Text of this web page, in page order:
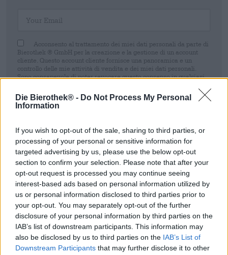
Die Bierothek® - Do Not Process My Personal
Information
If you wish to opt-out of the sale, sharing to third parties, or
processing of your personal or sensitive information for
targeted advertising by us, please use the below opt-out
section to confirm your selection. Please note that after your
opt-out request is processed you may continue seeing
interest-based ads based on personal information utilized by
us or personal information disclosed to third parties prior to
your opt-out. You may separately opt-out of the further
disclosure of your personal information by third parties on the
IAB’s list of downstream participants. This information may
also be disclosed by us to third parties on the IAB’s List of
Downstream Participants that may further disclose it to other
Acconsento al trattamento dei miei dati personali da parte di
Bierothek ® GmbH per la creazione e la gestione di un account
cliente. Questo account cliente fornisce una panoramica e un
controllo delle mie attività di vendita e dei miei dati personali.
Sono consapevole di poter revocare questo consenso in qualsiasi
shop@bierothek.de. La informiamo che la revoca del consenso non
pregiudica la liceità del trattamento effettuato sulla base del suo
consenso fino al momento della revoca. Ulteriori informazioni sono
Registrati
* I prezzi sono comprensivi di IVA. PiùNavigazionepiùDepositare
0,08
* I prezzi sono comprensivi di accisa
Descrizione Informazioni Recensioni(5)
Specialità Weissbier dall’aroma fruttato e fresco di luppolo